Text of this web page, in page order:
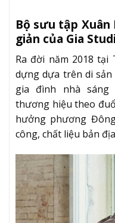
Bộ sưu tập Xuân
giản của Gia
Ra đời năm 2018 tại
dựng dựa trên di sản
gia đình nhà sáng
thương hiệu theo
hưởng phương
công, chất liệu bản